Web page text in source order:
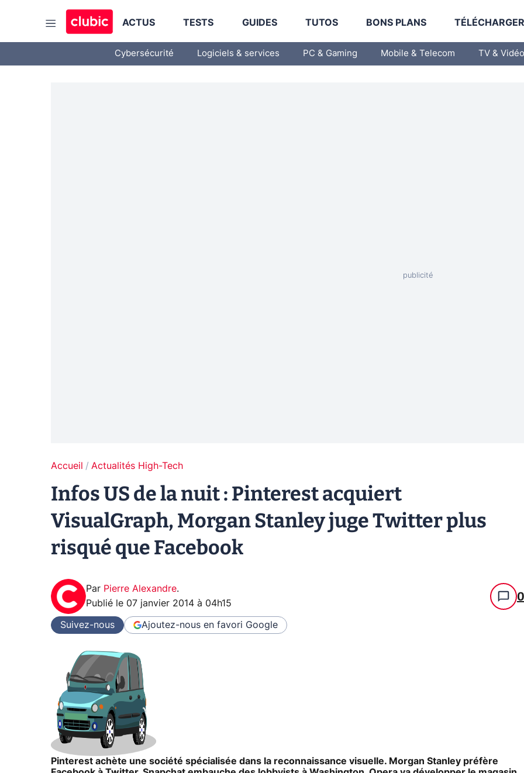
ACTUS TESTS GUIDES TUTOS BONS PLANS
Cybersécurité Logiciels & services PC & Gaming Mobile & Telecom TV & Vidéo
Accueil Actualités High-Tech
Infos US de la nuit : Pinterest acquiert
VisualGraph, Morgan Stanley juge Twitter plus
risqué que Facebook
Par Pierre Alexandre.
Publié le 07 janvier 2014 à 04h15 0
Suivez-nous Ajoutez-nous en favori Google
Pinterest achète une société spécialisée dans la reconnaissance visuelle. Morgan Stanley préfère